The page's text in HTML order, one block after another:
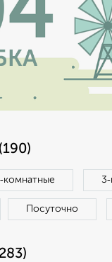
Посуточно